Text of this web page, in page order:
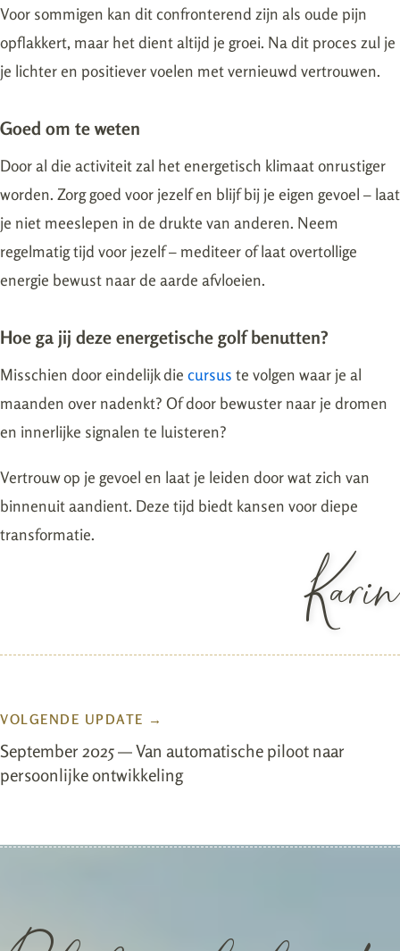
Voor sommigen kan dit confronterend zijn als oude pijn
opflakkert, maar het dient altijd je groei. Na dit proces zul je
je lichter en positiever voelen met vernieuwd vertrouwen.
Goed om te weten
Door al die activiteit zal het energetisch klimaat onrustiger
worden. Zorg goed voor jezelf en blijf bij je eigen gevoel – laat
je niet meeslepen in de drukte van anderen. Neem
regelmatig tijd voor jezelf – mediteer of laat overtollige
energie bewust naar de aarde afvloeien.
Hoe ga jij deze energetische golf benutten?
Misschien door eindelijk die cursus te volgen waar je al
maanden over nadenkt? Of door bewuster naar je dromen
en innerlijke signalen te luisteren?
Vertrouw op je gevoel en laat je leiden door wat zich van
binnenuit aandient. Deze tijd biedt kansen voor diepe
transformatie.
Karin
VOLGENDE UPDATE →
September 2025 — Van automatische piloot naar
persoonlijke ontwikkeling